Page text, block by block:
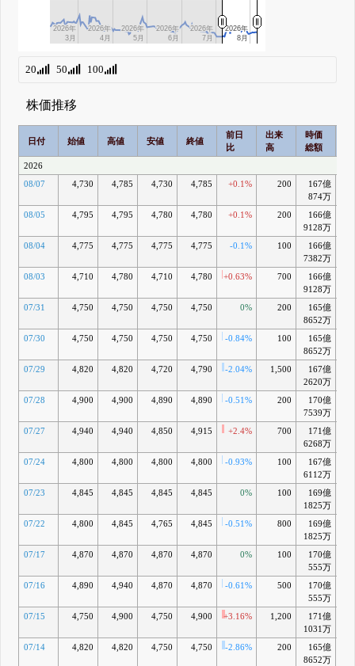
3月
3月
2026年
2026年
4月
4月
2026年
2026年
5月
5月
2026年
2026年
6月
6月
2026年
2026年
7月
7月
2026年
2026年
8月
8月
2026年
2026年
20 50 100
株価推移
日付 始値 高値 安値 終値
前日
比
出来
高
時価
総額
2026
08/07
4,730 4,785 4,730 4,785 +0.1% 200
167億
874万
08/05 4,795 4,795 4,780 4,780 +0.1% 200
166億
9128万
08/04 4,775 4,775 4,775 4,775 -0.1% 100
166億
7382万
08/03 4,710 4,780 4,710 4,780 +0.63% 700
166億
9128万
07/31 4,750 4,750 4,750 4,750 0% 200
165億
8652万
07/30 4,750 4,750 4,750 4,750 -0.84% 100
165億
8652万
07/29 4,820 4,820 4,720 4,790 -2.04% 1,500
167億
2620万
07/28
4,900 4,900 4,890 4,890 -0.51% 200
170億
7539万
07/27 4,940 4,940 4,850 4,915 +2.4% 700
171億
6268万
07/24 4,800 4,800 4,800 4,800 -0.93% 100
167億
6112万
07/23 4,845 4,845 4,845 4,845 0% 100
169億
1825万
07/22 4,800 4,845 4,765 4,845 -0.51% 800
169億
1825万
07/17 4,870 4,870 4,870 4,870 0% 100
170億
555万
07/16 4,890 4,940 4,870 4,870 -0.61% 500
170億
555万
07/15 4,750 4,900 4,750 4,900 +3.16% 1,200
171億
1031万
07/14 4,820 4,820 4,750 4,750 -2.86% 200
165億
8652万